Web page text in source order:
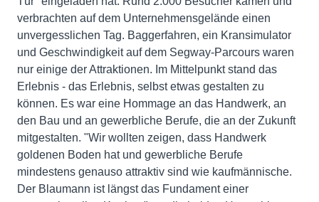
verbrachten auf dem Unternehmensgelände einen
unvergesslichen Tag. Baggerfahren, ein Kransimulator
und Geschwindigkeit auf dem Segway-Parcours waren
nur einige der Attraktionen. Im Mittelpunkt stand das
Erlebnis - das Erlebnis, selbst etwas gestalten zu
können. Es war eine Hommage an das Handwerk, an
den Bau und an gewerbliche Berufe, die an der Zukunft
mitgestalten. "Wir wollten zeigen, dass Handwerk
goldenen Boden hat und gewerbliche Berufe
mindestens genauso attraktiv sind wie kaufmännische.
Der Blaumann ist längst das Fundament einer